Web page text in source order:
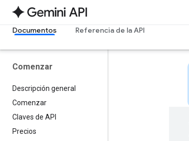
Documentos Referencia de la API
Comenzar
Descripción general
Comenzar
Claves de API
Precios